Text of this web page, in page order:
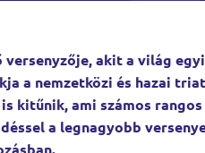
akit a világ
a nemzetközi és hazai
kitűnik, ami számos
a legnagyobb